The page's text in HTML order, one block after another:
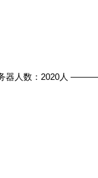
人数：2020人